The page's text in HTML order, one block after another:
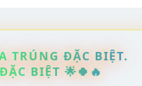
TRÚNG ĐẶC BIỆT.
BIỆT 🌟🍀🔥